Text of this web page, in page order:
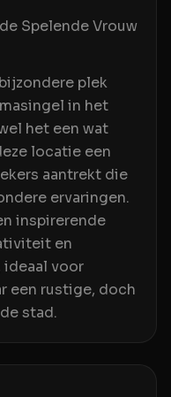
Spelende Vrouw
plek
in het
het een wat
locatie een
aantrekt die
ervaringen.
inspirerende
en
ideaal voor
een rustige, doch
stad.